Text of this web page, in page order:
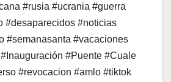
#rusia #ucrania #guerra
#desaparecidos #noticias
#semanasanta #vacaciones
#Puente #Cuale
#revocacion #amlo #tiktok